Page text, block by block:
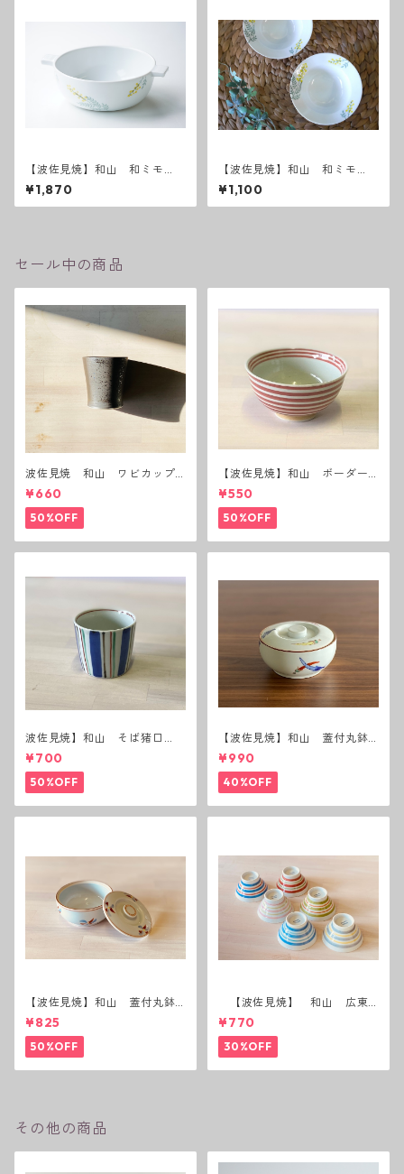
【波佐見焼】和山 和ミモ
ザ グラタンボウル
¥1,870
【波佐見焼】和山 和ミモ
ザ ボウルS
¥1,100
セール中の商品
波佐見焼 和山 ワビカップ
黒錆 3種(アウトレット）
¥660
50%OFF
【波佐見焼】和山 ボーダー
茶碗 赤
¥550
50%OFF
波佐見焼】和山 そば猪口
（十草）
¥700
50%OFF
【波佐見焼】和山 蓋付丸鉢
(唐辛子)
¥990
40%OFF
【波佐見焼】和山 蓋付丸鉢
(花絵)
¥825
50%OFF
【波佐見焼】 和山 広東
碗 二色ボーダー 全6パター
ン
¥770
30%OFF
その他の商品